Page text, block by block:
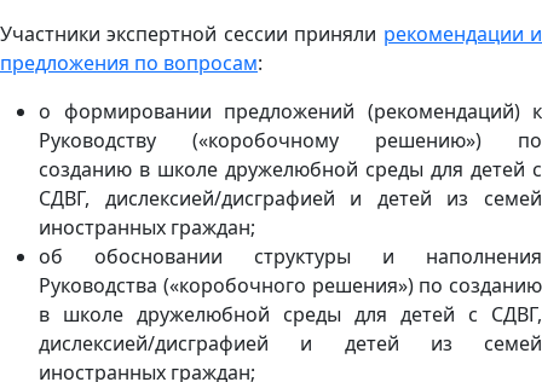
Участники экспертной сессии приняли рекомендации и
предложения по вопросам:
о формировании предложений (рекомендаций) к
Руководству («коробочному решению») по
созданию в школе дружелюбной среды для детей с
СДВГ, дислексией/дисграфией и детей из семей
иностранных граждан;
об обосновании структуры и наполнения
Руководства («коробочного решения») по созданию
в школе дружелюбной среды для детей с СДВГ,
дислексией/дисграфией и детей из семей
иностранных граждан;